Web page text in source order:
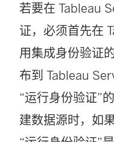
若要在 Tableau
证，必须首先在
用集成身份验证
布到 Tableau
“运行身份验证”
建数据源时，如